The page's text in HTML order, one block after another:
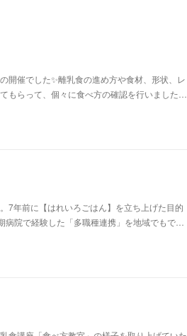
開催でした✨離乳食の進め方や食材、形状、レ
もらって、個々に食べ方の確認を行いました…
7年前に【はれいろごはん】を立ち上げた目的
院で経験した「多職種連携」を地域でもで…